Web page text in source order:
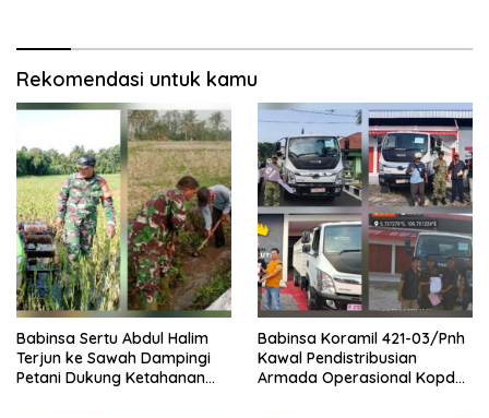
Rekomendasi untuk kamu
Babinsa Sertu Abdul Halim
Terjun ke Sawah Dampingi
Petani Dukung Ketahanan
Babinsa Koramil 421-03/Pnh
Kawal Pendistribusian
Armada Operasional Kopdes